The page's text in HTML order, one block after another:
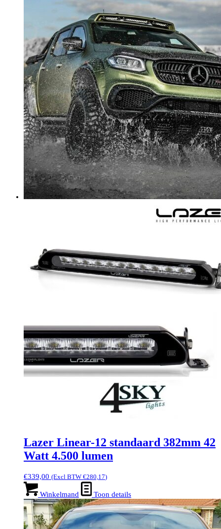
Lazer Linear-12 standaard 382mm 42
Watt 4.500 lumen
€339,00 (Excl BTW €280,17)
Winkelmand Toon details